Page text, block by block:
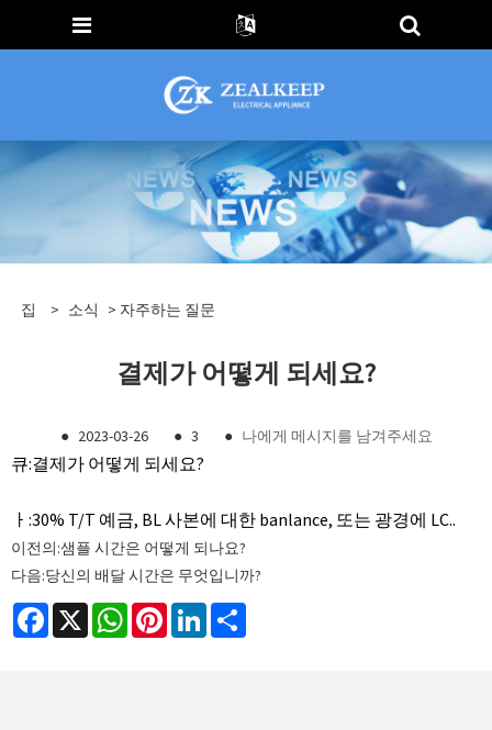
집 > 소식 > 자주하는 질문
결제가 어떻게 되세요?
● 2023-03-26 ● 3 ● 나에게 메시지를 남겨주세요
큐:결제가 어떻게 되세요?
ㅏ:30% T/T 예금, BL 사본에 대한 banlance, 또는 광경에 LC..
이전의:샘플 시간은 어떻게 되나요?
다음:당신의 배달 시간은 무엇입니까?
Facebook
X WhatsAppPinterestLinkedIn